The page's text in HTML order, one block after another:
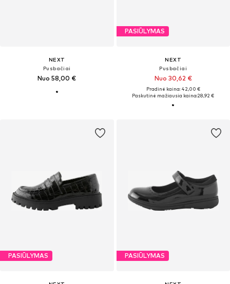
NEXT
Pusbačiai
Nuo 58,00 €
PASIŪLYMAS
NEXT
Pusbačiai
Nuo 30,62 €
Pradinė kaina: 42,00 €
Paskutinė mažiausia kaina:28,92 €
PASIŪLYMAS PASIŪLYMAS